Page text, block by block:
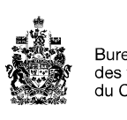
Sélection
de
la
langue